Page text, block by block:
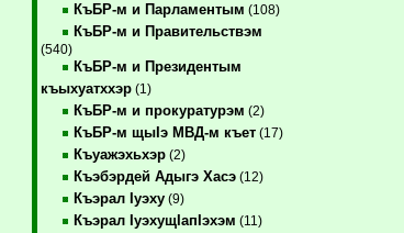
КъБР-м и Парламентым (108)
КъБР-м и Правительствэм
(540)
КъБР-м и Президентым
къыхуатххэр(1)
КъБР-м и прокуратурэм (2)
КъБР-м щыIэ МВД-м къет(17)
Къуажэхьхэр(2)
Къэбэрдей Адыгэ Хасэ(12)
Къэрал Iуэху(9)
Къэрал IуэхущIапIэхэм (11)